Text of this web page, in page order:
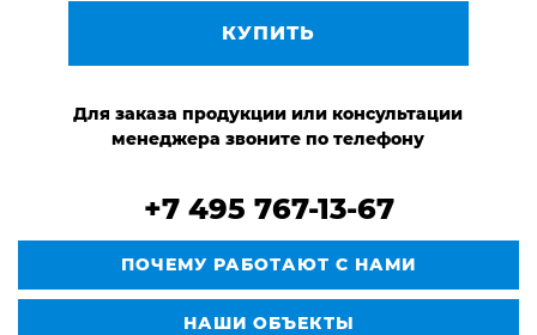
КУПИТЬ
Для заказа продукции или консультации
менеджера звоните по телефону
+7 495 767-13-67
ПОЧЕМУ РАБОТАЮТ С НАМИ
НАШИ ОБЪЕКТЫ